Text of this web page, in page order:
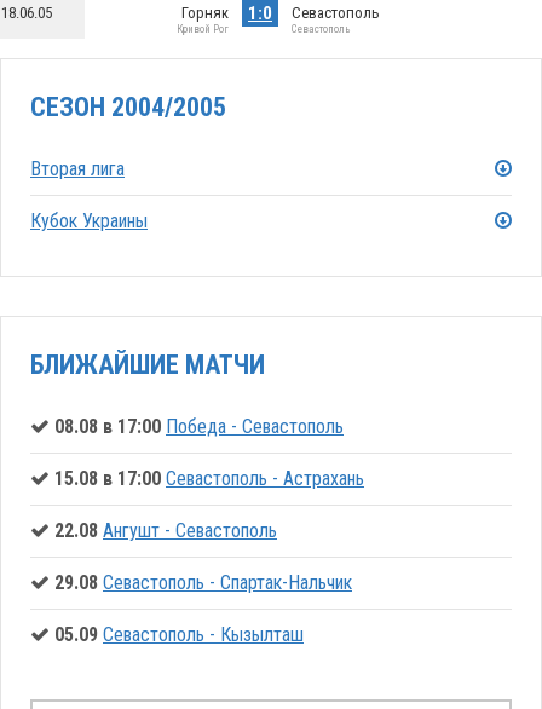
18.06.05 Горняк
Кривой Рог
1:0 Севастополь
Севастополь
СЕЗОН 2004/2005
Вторая лига
Кубок Украины
БЛИЖАЙШИЕ МАТЧИ
08.08 в 17:00 Победа - Севастополь
15.08 в 17:00 Севастополь - Астрахань
22.08 Ангушт - Севастополь
29.08 Севастополь - Спартак-Нальчик
05.09 Севастополь - Кызылташ